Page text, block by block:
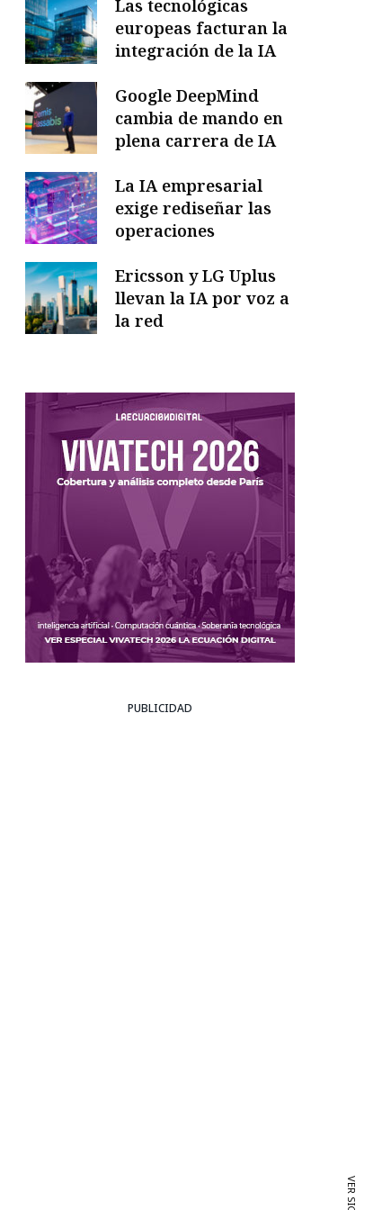
Las tecnológicas
europeas facturan la
integración de la IA
Google DeepMind
cambia de mando en
plena carrera de IA
La IA empresarial
exige rediseñar las
operaciones
Ericsson y LG Uplus
llevan la IA por voz a
la red
PUBLICIDAD